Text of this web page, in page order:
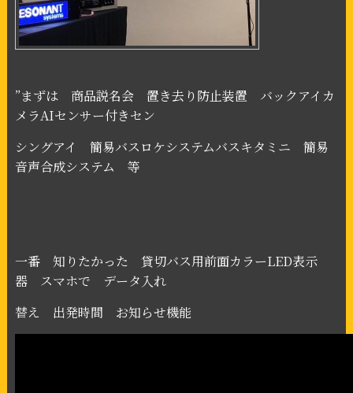
”まずは 商品説名会 置き去り防止装置 バックアイカ
メラAIセンサー付きセン
シングアイ 簡易バスロケシステムバスキタミニ 簡易
音声合成システム 等
一番 知りたかった 貸切バス用前面カラーLED表示
器 スマホで データ入れ
替え 出発時間 お知らせ機能